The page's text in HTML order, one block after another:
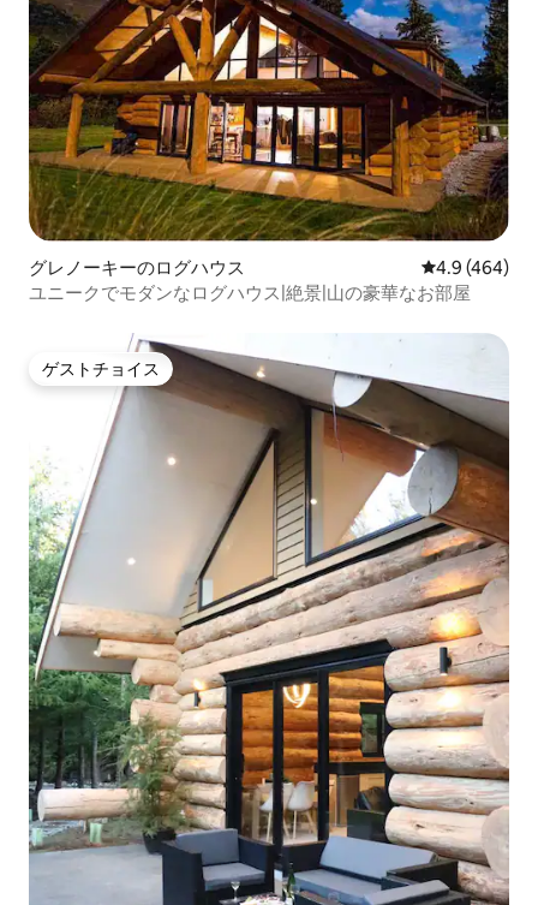
グレノーキーのログハウス レビュー464
4.9 (464)
ユニークでモダンなログハウス|絶景|山の豪華なお部屋
ゲストチョイス
ゲストチョイス